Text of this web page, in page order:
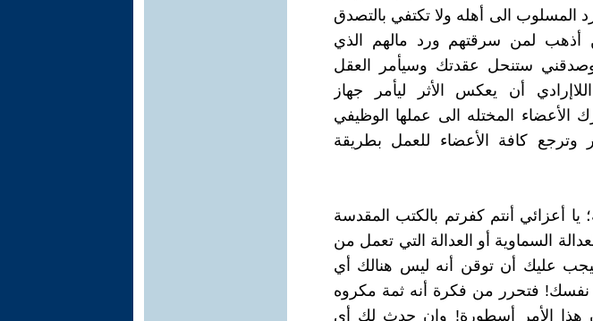
الى أهله ولا تكتفي بالتصدق
أذهب لمن سرقتهم ورد مالهم الذي
ستنحل عقدتك وسيأمر العقل
أن يعكس الأثر ليأمر جهاز
الأعضاء المختله الى عملها الوظيفي
وترجع كافة الأعضاء للعمل بطريقة
يا أعزائي أنتم كفرتم بالكتب المقدسة
السماوية أو العدالة التي تعمل من
عليك أن توقن أنه ليس هنالك أي
نفسك! فتحرر من فكرة أنه ثمة مكروه
هذا الأمر أسطورة! وإن حدث لك أي